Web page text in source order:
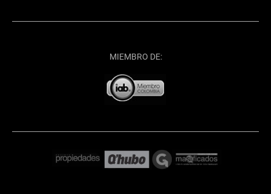
MIEMBRO DE: